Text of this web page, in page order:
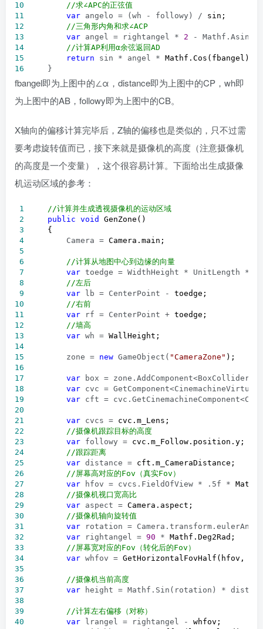
10
//求∠APC的正弦值
11
var angelo = (wh - followy) /
12
//三角形内角和求∠ACP
13
var angel = rightangel * 2 -
14
//计算AP利用α余弦返回AD
15
return sin * angel *
16
     }
fbangel即为上图中的∠α，distance即为上图中的CP，wh即
为上图中的AB，followy即为上图中的CB。
X轴向的偏移计算完毕后，Z轴的偏移也是类似的，只不过需
要考虑旋转值而已，接下来就是摄像机的高度（注意摄像机
的高度是一个变量），这个很容易计算。下面给出生成摄像
机运动区域的参考：
1 //计算并生成透视摄像机的运动区域
2
public void
3
4
         Camera =
5
6
//计算从地图中心到边缘的向量
7
var toedge = WidthHeight * UnitLength *
8
//左后
9
var lb = CenterPoint -
10
//右前
11
var rf = CenterPoint +
12
//墙高
13
var wh =
14
15
         zone =
new GameObject( "CameraZone "
16
17
var box = zone.AddComponent<BoxCollider>
18
var cvc =
19
var cft =
20
21
var cvcs =
22
//摄像机跟踪目标的高度
23
var followy =
24
//跟踪距离
25
var distance =
26
//屏幕高对应的Fov（真实Fov）
27
var hfov = cvcs.FieldOfView * .5f *
28
//摄像机视口宽高比
29
var aspect =
30
//摄像机轴向旋转值
31
var rotation =
32
var rightangel = 90 *
33
//屏幕宽对应的Fov（转化后的Fov）
34
var whfov =
35
36
//摄像机当前高度
37
var height = Mathf.Sin(rotation) *
38
39
//计算左右偏移（对称）
40
var lrangel = rightangel -